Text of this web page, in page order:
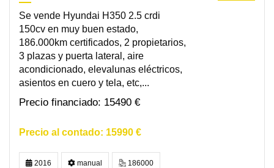
Se vende Hyundai H350 2.5 crdi
150cv en muy buen estado,
186.000km certificados, 2 propietarios,
3 plazas y puerta lateral, aire
acondicionado, elevalunas eléctricos,
asientos en cuero y tela, etc,...
15490 €
15990 €
2016 manual 186000